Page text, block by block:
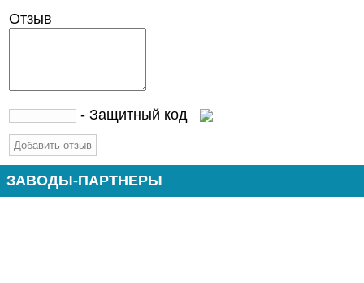
Отзыв
- Защитный код
ЗАВОДЫ-ПАРТНЕРЫ